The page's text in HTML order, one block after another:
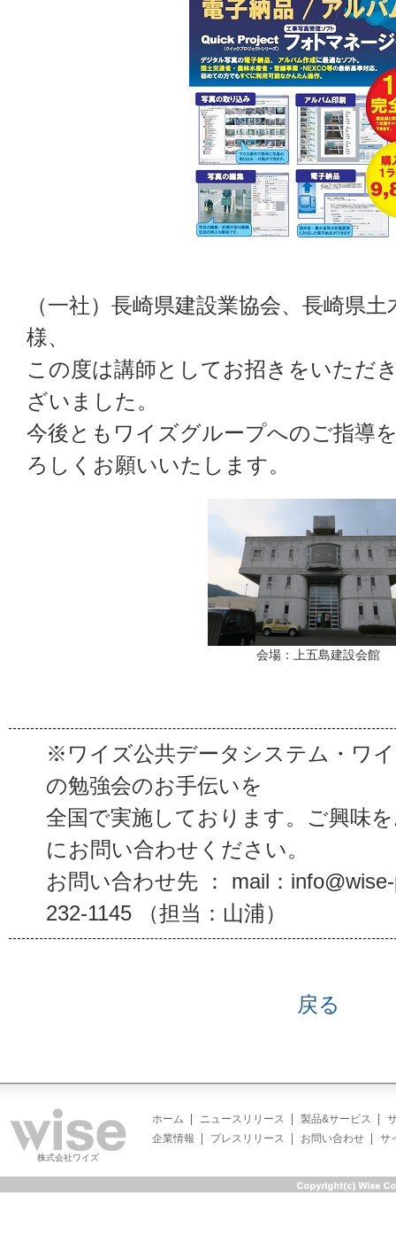
（一社）長崎県建設業協会、長崎県
様、
この度は講師としてお招きをいただ
ざいました。
今後ともワイズグループへのご指導
ろしくお願いいたします。
会場：上五島建設会館
※ワイズ公共データシステム・ワ
の勉強会のお手伝いを
全国で実施しております。ご興味
にお問い合わせください。
お問い合わせ先 ： mail：
232-1145 （担当：山浦）
戻る
株式会社ワイズ
ホーム ニュースリリース 製品&サービス
企業情報
プレスリリース お問い合わせ サ